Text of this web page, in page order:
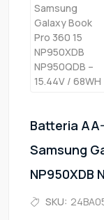
Batteria
Samsung
NP950XDB
SKU: